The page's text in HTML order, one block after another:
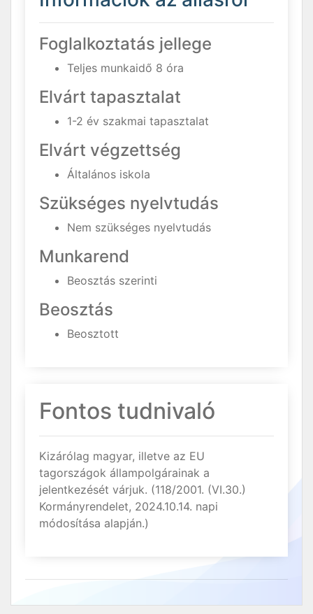
Foglalkoztatás jellege
Teljes munkaidő 8 óra
Elvárt tapasztalat
1-2 év szakmai tapasztalat
Elvárt végzettség
Általános iskola
Szükséges nyelvtudás
Nem szükséges nyelvtudás
Munkarend
Beosztás szerinti
Beosztás
Beosztott
Fontos tudnivaló
Kizárólag magyar, illetve az EU
tagországok állampolgárainak a
jelentkezését várjuk. (118/2001. (VI.30.)
Kormányrendelet, 2024.10.14. napi
módosítása alapján.)